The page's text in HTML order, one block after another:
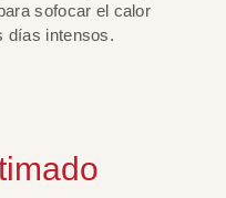
sofocar el calor
días intensos.